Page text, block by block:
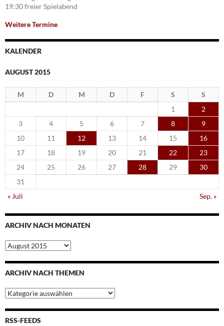
19:30 freier Spielabend
Weitere Termine
KALENDER
AUGUST 2015
M D M D F S
S
1
2
3
4 5 6 7 8
9
10
11 12 13 14 15
16
17
18 19 20 21 22
23
24
25 26 27 28 29
30
31
« Juli
Sep. »
ARCHIV NACH MONATEN
Archiv
nach
Monaten
ARCHIV NACH THEMEN
Archiv
nach
Themen
RSS-FEEDS